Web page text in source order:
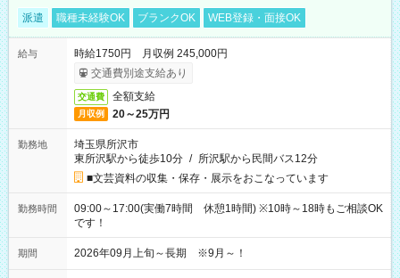
派遣 職種未経験OK ブランクOK WEB登録・面接OK
給与
時給1750円 月収例 245,000円
交通費別途支給あり
交通費 全額支給
月収例 20～25万円
勤務地
埼玉県所沢市
東所沢駅から徒歩10分 / 所沢駅から民間バス12分
■文芸資料の収集・保存・展示をおこなっています
勤務時間
09:00～17:00(実働7時間 休憩1時間) ※10時～18時もご相談OK
です！
期間 2026年09月上旬～長期 ※9月～！